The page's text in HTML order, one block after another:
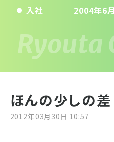
入社
2004年6月
ほんの少しの差
2012年03月30日 10:57